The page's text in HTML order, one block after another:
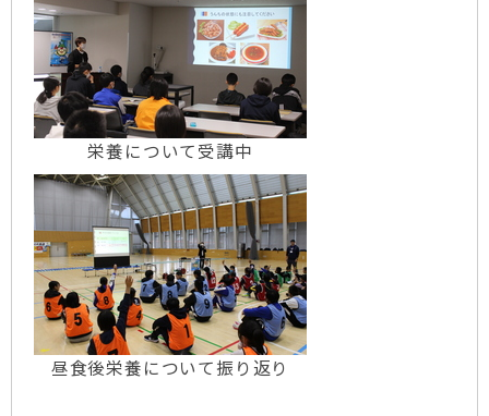
栄養について受講中
昼食後栄養について振り返り